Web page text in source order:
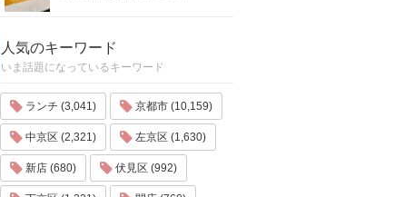
人気のキーワード
いま話題になっているキーワード
ランチ (3,041) 京都市 (10,159)
中京区 (2,321) 左京区 (1,630)
新店 (680) 伏見区 (992)